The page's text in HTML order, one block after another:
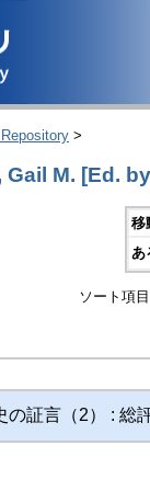
>
Gail M. [Ed.
移
あ
ソート項
の証言（2） : 総